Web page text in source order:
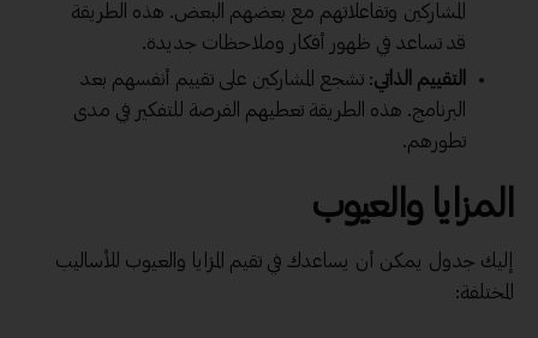
المشاركين وتفاعلاتهم مع بعضهم البعض. هذه الطريقة
قد تساعد في ظهور أفكار وملاحظات جديدة.
التقييم الذاتي: تشجع المشاركين على تقييم أنفسهم بعد
البرنامج. هذه الطريقة تعطيهم الفرصة للتفكير في مدى
تطورهم.
المزايا والعيوب
إليك جدول يمكن أن يساعدك في تقيم المزايا والعيوب للأساليب
المختلفة: